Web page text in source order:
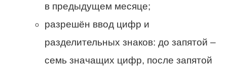
в предыдущем месяце;
разрешён ввод цифр и
разделительных знаков: до запятой –
семь значащих цифр, после запятой